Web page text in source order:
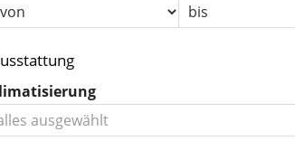
ausgewählt